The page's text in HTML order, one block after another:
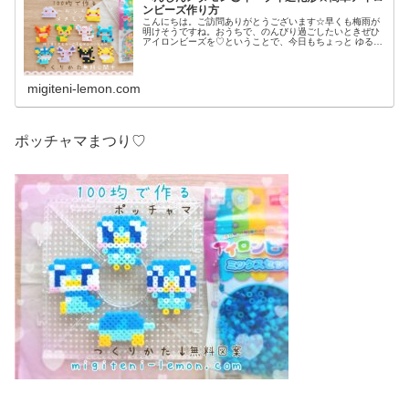
ンビーズ作り方
こんにちは。ご訪問ありがとうございます☆早くも梅雨が
明けそうですね。おうちで、のんびり過ごしたいときぜひ
アイロンビーズを♡ということで、今日もちょっと ゆる〜
migiteni-lemon.com
ポッチャマまつり♡